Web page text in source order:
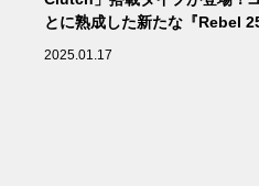
とに熟成した新たな『Rebel
グを楽しもう！【Honda 2025
2025.01.17